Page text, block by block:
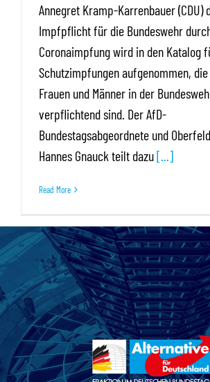
Annegret Kramp-Karrenbauer (CDU)
Impfpflicht für die Bundeswehr
Coronaimpfung wird in den Katalog
Schutzimpfungen aufgenommen,
Frauen und Männer in der
verpflichtend sind. Der AfD-
Bundestagsabgeordnete und
Hannes Gnauck teilt dazu[...]
Read More